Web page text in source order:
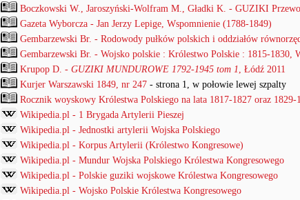
Boczkowski W., Jaroszyński-Wolfram M., Gładki K. - GUZIKI
Gazeta Wyborcza - Jan Jerzy Lepige, Wspomnienie (1788-1849)
Gembarzewski Br. - Rodowody pułków polskich i oddziałów
Gembarzewski Br. - Wojsko polskie : Królestwo Polskie : 1815-1830,
Krupop D. - GUZIKI MUNDUROWE 1792-1945 tom 1, Łódź 2011
Kurjer Warszawski 1849, nr 247 - strona 1, w połowie lewej szpalty
Rocznik woyskowy Królestwa Polskiego na lata 1817-1827 oraz 1829-
Wikipedia.pl - 1 Brygada Artylerii Pieszej
Wikipedia.pl - Jednostki artylerii Wojska Polskiego
Wikipedia.pl - Korpus Artylerii (Królestwo Kongresowe)
Wikipedia.pl - Mundur Wojska Polskiego Królestwa Kongresowego
Wikipedia.pl - Polskie guziki wojskowe Królestwa Kongresowego
Wikipedia.pl - Wojsko Polskie Królestwa Kongresowego